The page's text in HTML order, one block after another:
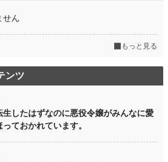
位)
せん
もっと見る
ンツ
したはずなのに悪役令嬢がみんなに愛
ておかれています。